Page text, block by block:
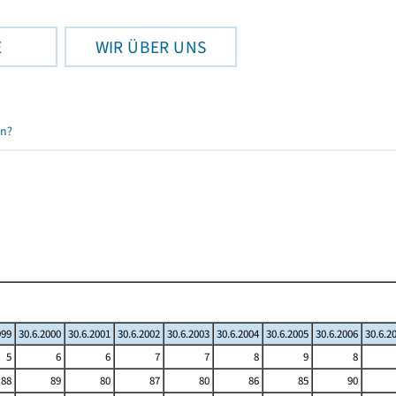
WIR ÜBER UNS
30.6.2000 30.6.2001 30.6.2002 30.6.2003 30.6.2004 30.6.2005 30.6.2006
5 6 6 7 7 8 9
8
88 89 80 87 80 86 85
90